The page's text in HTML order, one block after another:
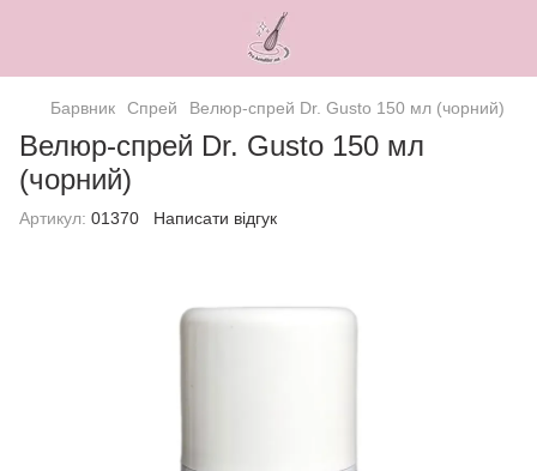
Барвник Спрей Велюр-спрей Dr. Gusto 150 мл (чорний)
Велюр-спрей Dr. Gusto 150 мл
(чорний)
Артикул: 01370 Написати відгук